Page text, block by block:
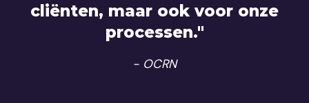
cliënten, maar ook voor onze
processen."
- OCRN